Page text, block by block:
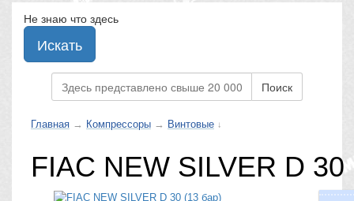
Не знаю что здесь
Искать
Поиск
Главная → Компрессоры → Винтовые ↓
FIAC NEW SILVER D